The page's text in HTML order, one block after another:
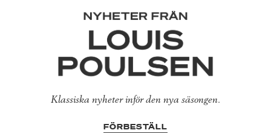
Klassiska nyheter inför den nya säsongen.
FÖRBESTÄLL